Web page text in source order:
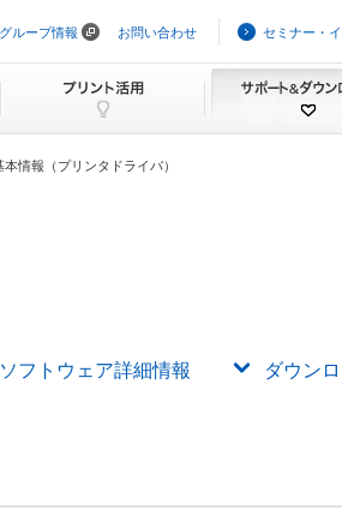
グループ情報 お問い合わせ セミナー・
情報（プリンタドライバ）
ソフトウェア詳細情報 ダウン